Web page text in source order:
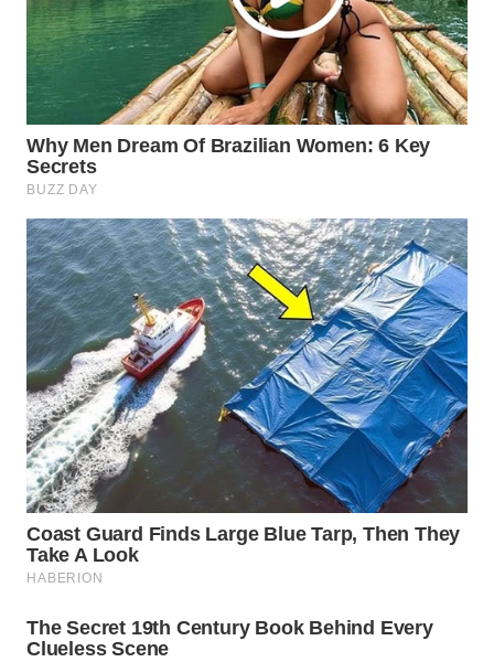
MANDALIKA
LIKUPANG
WN
LABUANBAJO
WN
BORNEO
Wahana
Media
Group
WAHANA
NEWS
WAHANA
TANI
WAHANA
WAHANA